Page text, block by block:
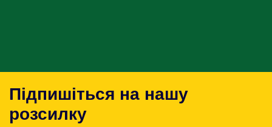
Підпишіться на нашу
розсилку